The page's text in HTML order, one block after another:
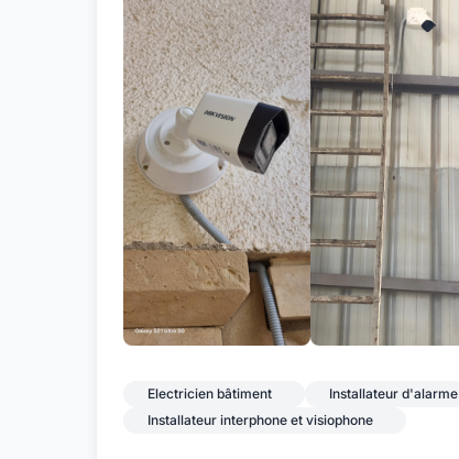
Electricien bâtiment Installateur d'alarme
Installateur interphone et visiophone